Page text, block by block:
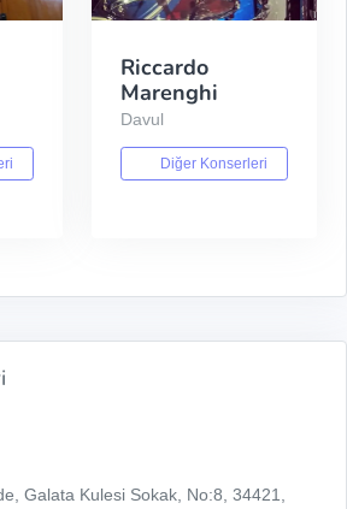
Riccardo
Marenghi
Davul
Diğer Konserleri
Galata Kulesi Sokak, No:8, 34421,